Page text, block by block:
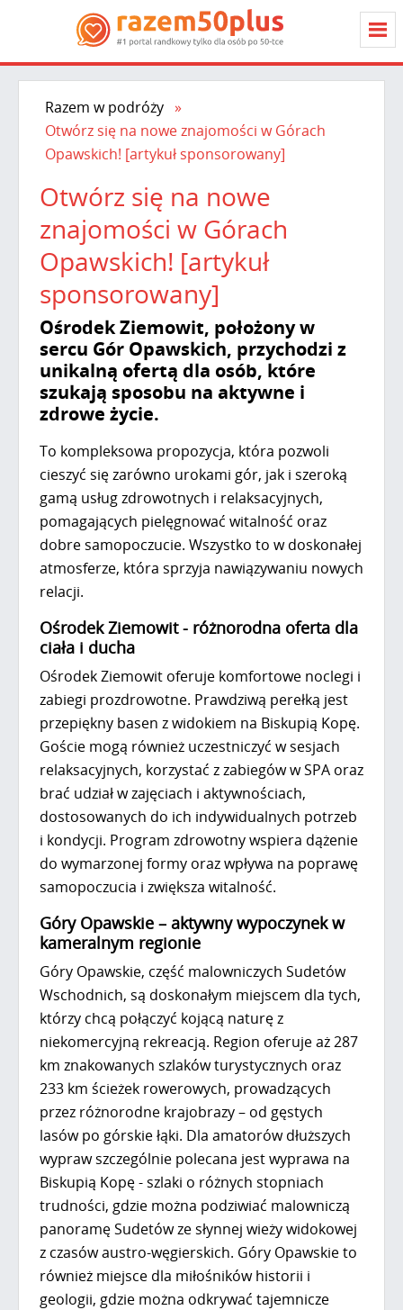
Razem w podróży
Otwórz się na nowe znajomości w Górach
Opawskich! [artykuł sponsorowany]
Otwórz się na nowe
znajomości w Górach
Opawskich! [artykuł
sponsorowany]
Ośrodek Ziemowit, położony w
sercu Gór Opawskich, przychodzi z
unikalną ofertą dla osób, które
szukają sposobu na aktywne i
zdrowe życie.
To kompleksowa propozycja, która pozwoli
cieszyć się zarówno urokami gór, jak i szeroką
gamą usług zdrowotnych i relaksacyjnych,
pomagających pielęgnować witalność oraz
dobre samopoczucie. Wszystko to w doskonałej
atmosferze, która sprzyja nawiązywaniu nowych
relacji.
Ośrodek Ziemowit - różnorodna oferta dla
ciała i ducha
Ośrodek Ziemowit oferuje komfortowe noclegi i
zabiegi prozdrowotne. Prawdziwą perełką jest
przepiękny basen z widokiem na Biskupią Kopę.
Goście mogą również uczestniczyć w sesjach
relaksacyjnych, korzystać z zabiegów w SPA oraz
brać udział w zajęciach i aktywnościach,
dostosowanych do ich indywidualnych potrzeb
i kondycji. Program zdrowotny wspiera dążenie
do wymarzonej formy oraz wpływa na poprawę
samopoczucia i zwiększa witalność.
Góry Opawskie – aktywny wypoczynek w
kameralnym regionie
Góry Opawskie, część malowniczych Sudetów
Wschodnich, są doskonałym miejscem dla tych,
którzy chcą połączyć kojącą naturę z
niekomercyjną rekreacją. Region oferuje aż 287
km znakowanych szlaków turystycznych oraz
233 km ścieżek rowerowych, prowadzących
przez różnorodne krajobrazy – od gęstych
lasów po górskie łąki. Dla amatorów dłuższych
wypraw szczególnie polecana jest wyprawa na
Biskupią Kopę - szlaki o różnych stopniach
trudności, gdzie można podziwiać malowniczą
panoramę Sudetów ze słynnej wieży widokowej
z czasów austro-węgierskich. Góry Opawskie to
również miejsce dla miłośników historii i
geologii, gdzie można odkrywać tajemnicze